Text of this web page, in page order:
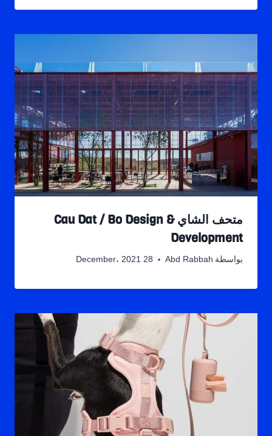
متحف الشاي Cau Dat / Bo Design &
Development
بواسطة Abd Rabbah 28 December، 2021